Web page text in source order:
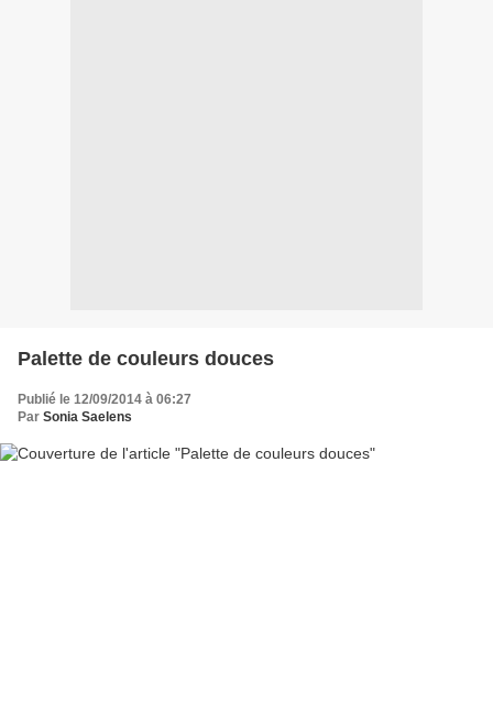
Palette de couleurs douces
Publié le 12/09/2014 à 06:27
Par Sonia Saelens